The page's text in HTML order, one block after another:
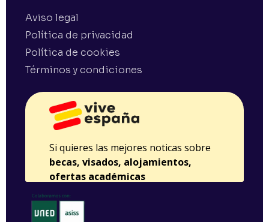
Aviso legal
Política de privacidad
Política de cookies
Términos y condiciones